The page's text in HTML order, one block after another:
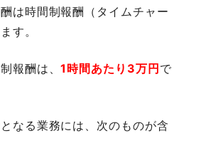
は時間制報酬（タイムチャー
す。
報酬は、1時間あたり3万円 で
なる業務には、次のものが含